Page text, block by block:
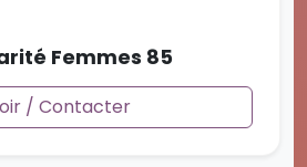
Femmes 85
/ Contacter